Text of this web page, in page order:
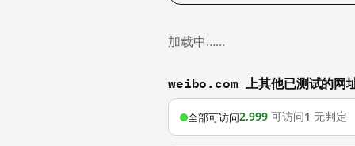
加载中……
weibo.com 上其他已测试的网
全部可访问2,999 可访问1 无判定